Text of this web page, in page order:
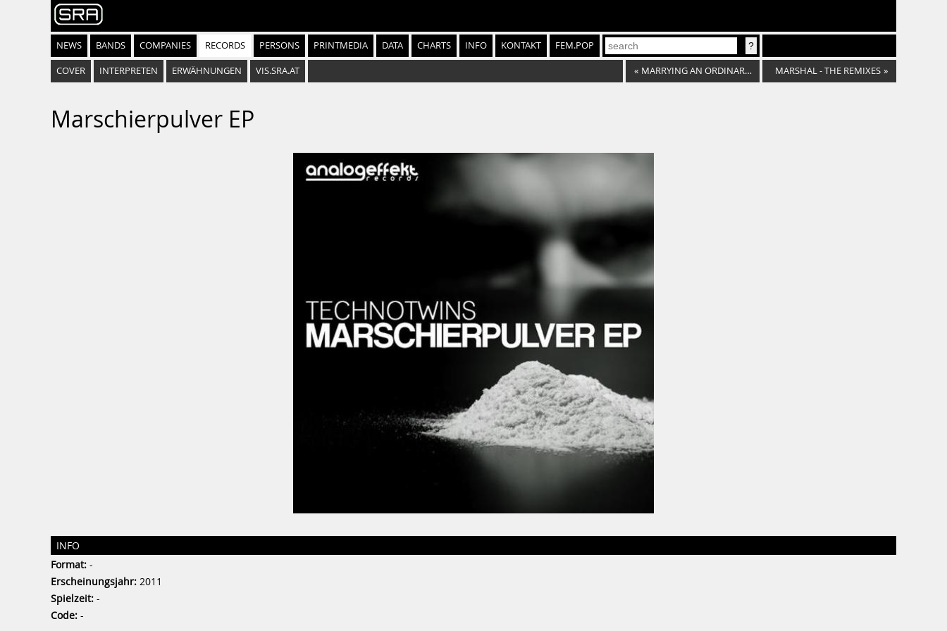
NEWS BANDS COMPANIES RECORDS PERSONS PRINTMEDIA DATA CHARTS INFO KONTAKT FEM.POP
COVER INTERPRETEN ERWÄHNUNGEN VIS.SRA.AT « MARRYING AN ORDINARY MAN MARSHAL - THE REMIXES »
Marschierpulver EP
INFO
Format: -
Erscheinungsjahr: 2011
Spielzeit: -
Code: -